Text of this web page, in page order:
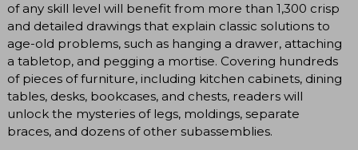
of any skill level will benefit from more than 1,300 crisp
and detailed drawings that explain classic solutions to
age-old problems, such as hanging a drawer, attaching
a tabletop, and pegging a mortise. Covering hundreds
of pieces of furniture, including kitchen cabinets, dining
tables, desks, bookcases, and chests, readers will
unlock the mysteries of legs, moldings, separate
braces, and dozens of other subassemblies.